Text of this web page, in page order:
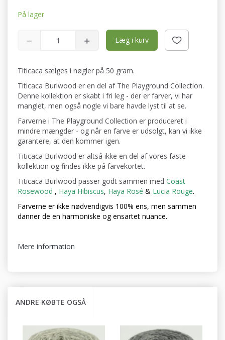
På lager
Læg i kurv
Titicaca sælges i nøgler på 50 gram.
Titicaca Burlwood er en del af The Playground Collection.
Denne kollektion er skabt i fri leg - der er farver, vi har
manglet, men også nogle vi bare havde lyst til at se.
Farverne i The Playground Collection er produceret i
mindre mængder - og når en farve er udsolgt, kan vi ikke
garantere, at den kommer igen.
Titicaca Burlwood er altså ikke en del af vores faste
kollektion og findes ikke på farvekortet.
Titicaca Burlwood passer godt sammen med Coast
Rosewood , Haya Hibiscus, Haya Rosé & Lucia Rouge.
Farverne er ikke nødvendigvis 100% ens, men sammen
danner de en harmoniske og ensartet nuance.
Mere information
ANDRE KØBTE OGSÅ